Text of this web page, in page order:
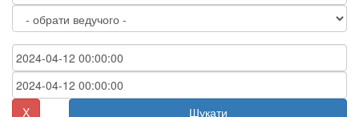
X Шукати